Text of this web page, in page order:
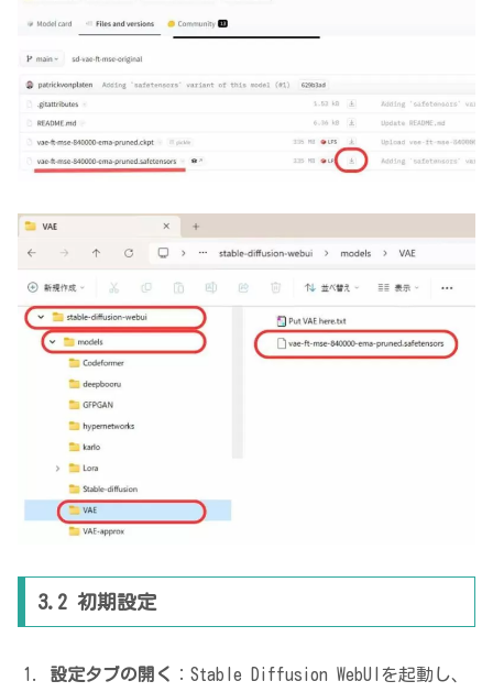
3.2 初期設定
設定タブの開く ：Stable Diffusion WebUIを起動し、